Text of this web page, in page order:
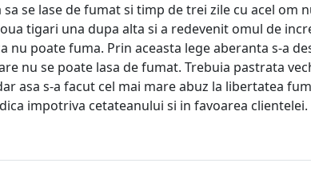
se lase de fumat si timp de trei zile cu acel om
tigari una dupa alta si a redevenit omul de
poate fuma. Prin aceasta lege aberanta s-a
nu se poate lasa de fumat. Trebuia pastrata
s-a facut cel mai mare abuz la libertatea
impotriva cetateanului si in favoarea clientelei.